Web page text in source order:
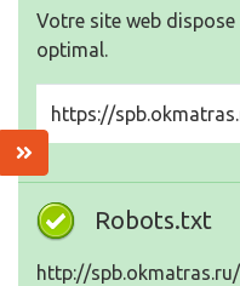
Votre site web dispose
optimal.
https://
Robots.txt
http://